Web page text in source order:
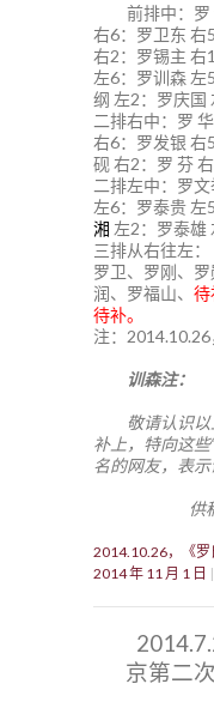
前排中：罗
右6：罗卫东 右
右2：罗锡主 右
左6：罗训森 左
纲 左2：罗庆国
二排右中：罗 华
右6：罗发银 右
砚 右2：罗 芬
二排左中：罗文
左6：罗泰贵 左
湘 左2：罗泰雄
三排从右往左：
罗卫、罗刚、
润、罗福山、 待
待补。
注：2014.10.26
训森注：
敬请认识
补上，特向这
名的网友，表示
供
2014.10.26，《罗
2014 年 11 月 1 日
京第二